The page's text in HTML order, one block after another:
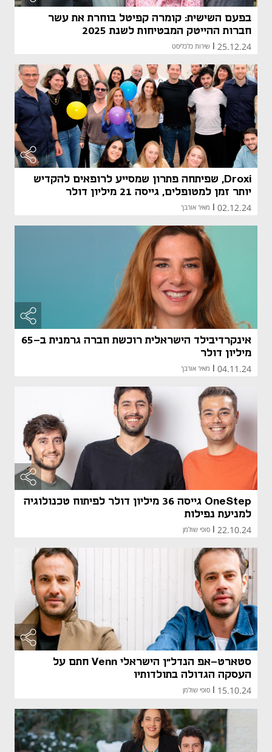
בפעם השישית: קומרה קפיטל בוחרת את עשר
חברות ההייטק המבטיחות לשנת 2025
25.12.24 שירות כלכליסט
Droxi, שפיתחה פתרון שמסייע לרופאים להקדיש
יותר זמן למטופלים, גייסה 21 מיליון דולר
02.12.24 מאיר אורבך
אינקרדיבילד הישראלית רוכשת חברה גרמנית ב-65
מיליון דולר
04.11.24
| מאיר אורבך
OneStep גייסה 36 מיליון דולר לפיתוח טכנולוגיה
למניעת נפילות
22.10.24
| סופי שולמן
סטארט-אפ הנדל"ן הישראלי Venn חתם על
העסקה הגדולה בתולדותיו
15.10.24 סופי שולמן